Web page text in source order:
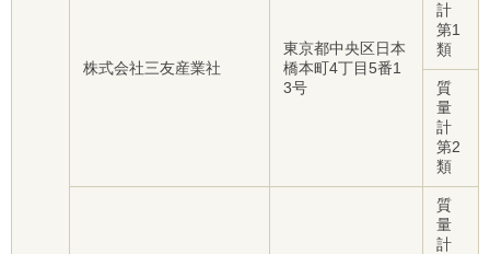
株式会社三友産業社
東京都中央区日本
橋本町4丁目5番1
3号
計
第1
類
質
量
計
第2
類
質
量
計